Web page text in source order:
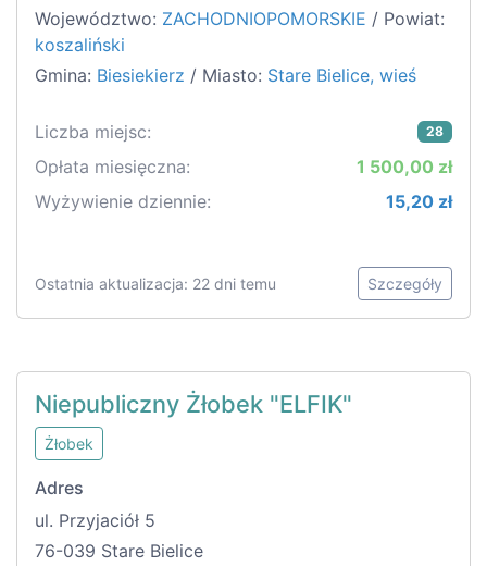
Województwo: ZACHODNIOPOMORSKIE / Powiat:
koszaliński
Gmina: Biesiekierz / Miasto: Stare Bielice, wieś
Liczba miejsc: 28
Opłata miesięczna:
1 500,00 zł
Wyżywienie dziennie:
15,20 zł
Ostatnia aktualizacja: 22 dni temu Szczegóły
Niepubliczny Żłobek "ELFIK"
Żłobek
Adres
ul. Przyjaciół 5
76-039 Stare Bielice